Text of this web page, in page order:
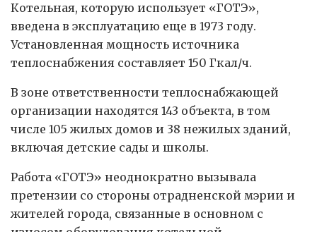
Котельная, которую использует «ГОТЭ»,
введена в эксплуатацию еще в 1973 году.
Установленная мощность источника
теплоснабжения составляет 150 Гкал/ч.
В зоне ответственности теплоснабжающей
организации находятся 143 объекта, в том
числе 105 жилых домов и 38 нежилых зданий,
включая детские сады и школы.
Работа «ГОТЭ» неоднократно вызывала
претензии со стороны отрадненской мэрии и
жителей города, связанные в основном с